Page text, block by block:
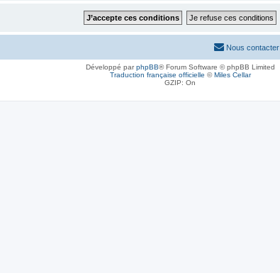
Nous contacter
Développé parphpBB® Forum Software © phpBB Limited
Traduction française officielle ©Miles Cellar
GZIP: On